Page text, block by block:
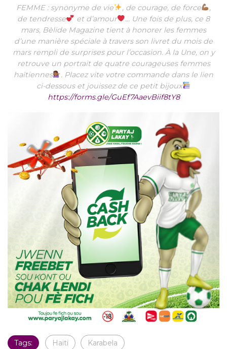
FEMME : synonyme de vie , de courage, de force
,
de tendresse
et d’amour
… Une fois de plus, ce 8
mars, Bèlide Magazine tient à honorer les femmes
d’une manière spéciale à travers son livret du mois de
mars rempli de surprises pour l’occasion. À la Une, on y
retrouve un portrait de quatre courageuses femmes
haïtiennes
. Placez vite votre commande dans le lien
ci-dessous et jouissez de ce petit bijoux
https://forms.gle/GuEf7AaevBiif8tY8
Tags: Haïti Karabela